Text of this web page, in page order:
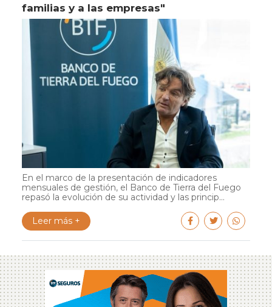
familias y a las empresas"
En el marco de la presentación de indicadores
mensuales de gestión, el Banco de Tierra del Fuego
repasó la evolución de su actividad y las princip...
Leer más +